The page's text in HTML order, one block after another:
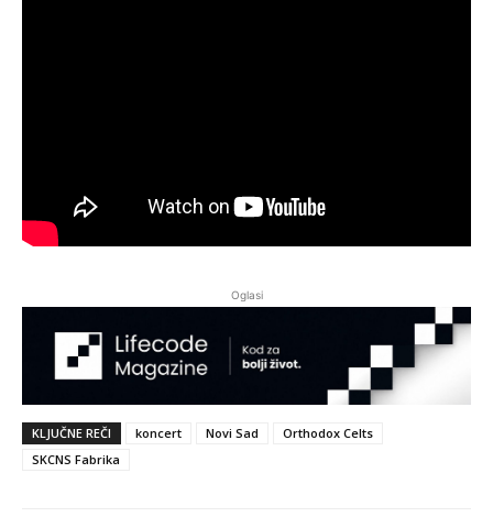
Oglasi
KLJUČNE REČI koncert Novi Sad
Orthodox Celts
SKCNS Fabrika